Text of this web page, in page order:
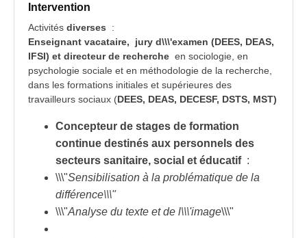
Intervention
Activités diverses
:
Enseignant vacataire, jury d\\\'examen (DEES, DEAS,
IFSI) et directeur de recherche en sociologie, en
psychologie sociale et en méthodologie de la recherche,
dans les formations initiales et supérieures des
travailleurs sociaux (DEES, DEAS, DECESF, DSTS, MST)
Concepteur de stages de formation
continue destinés aux personnels des
secteurs sanitaire, social et éducatif:
\\\"Sensibilisation à la problématique de la
différence\\\"
\\\"Analyse du texte et de l\\\'image\\\"